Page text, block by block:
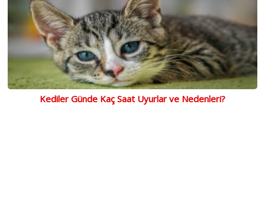
Kediler Günde Kaç Saat Uyurlar ve Nedenleri?